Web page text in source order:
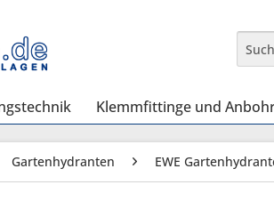
Klemmfittinge und
Gartenhydranten EWE